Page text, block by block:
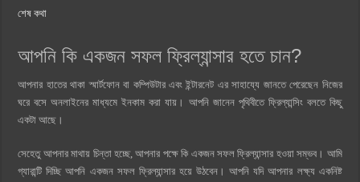
শেষ কথা
আপনি কি একজন সফল ফ্রিল্যান্সার হতে চান?
আপনার হাতের থাকা স্মার্টফোন বা কম্পিউটার এবং ইন্টারনেট এর সাহায্যে জানতে পেরেছেন নিজের
ঘরে বসে অনলাইনের মাধ্যমে ইনকাম করা যায়। আপনি জানেন পৃথিবীতে ফ্রিল্যান্সিং বলতে কিছু
একটা আছে।
সেহেতু আপনার মাথায় চিন্তা হচ্ছে, আপনার পক্ষে কি একজন সফল ফ্রিল্যান্সার হওয়া সম্ভব। আমি
গ্যারান্টি দিচ্ছি আপনি একজন সফল ফ্রিল্যান্সার হয়ে উঠবেন। আপনি যদি আপনার লক্ষ্য একনিষ্ট